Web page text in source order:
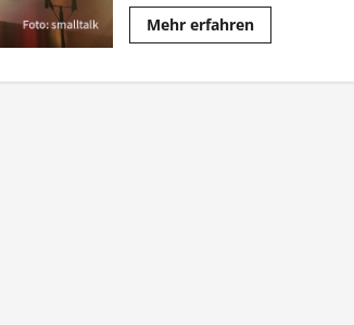
Mehr erfahrenMehr
Informationen
Star-